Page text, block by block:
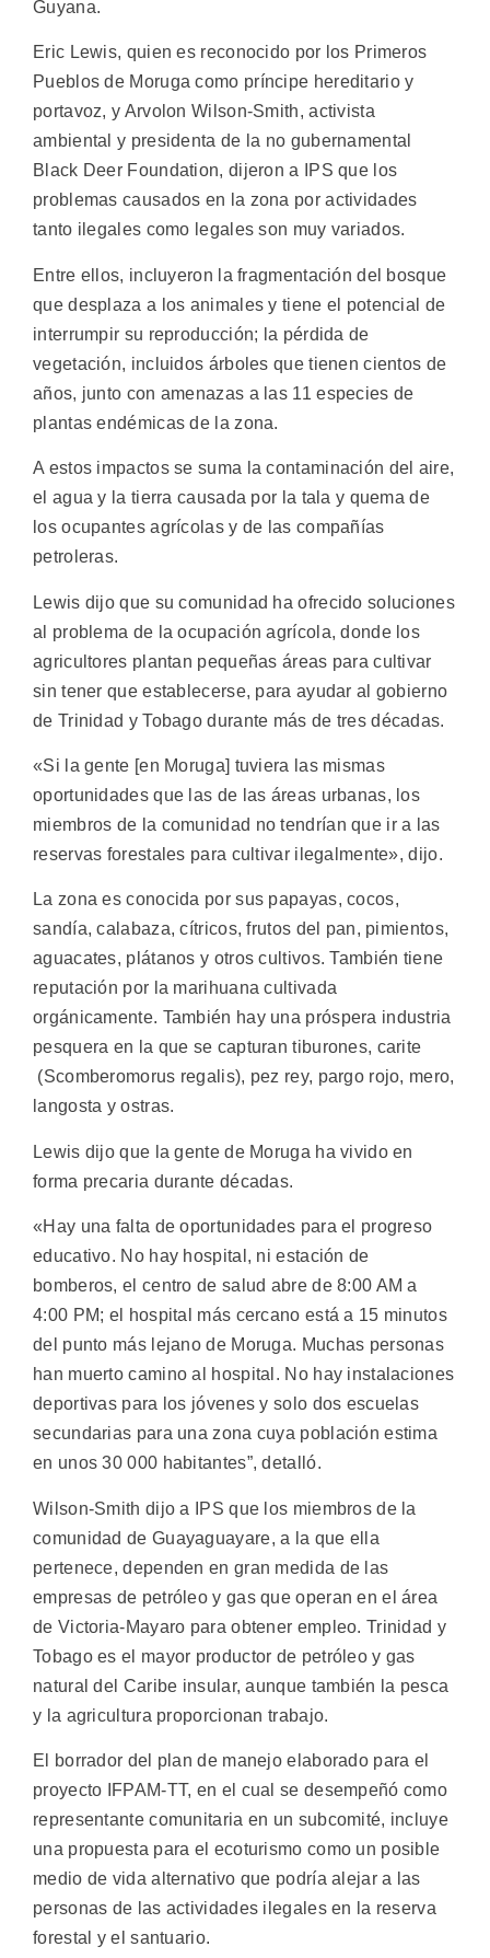
Guyana.
Eric Lewis, quien es reconocido por los Primeros
Pueblos de Moruga como príncipe hereditario y
portavoz, y Arvolon Wilson-Smith, activista
ambiental y presidenta de la no gubernamental
Black Deer Foundation, dijeron a IPS que los
problemas causados en la zona ​​por actividades
tanto ilegales como legales son muy variados.
Entre ellos, incluyeron la fragmentación del bosque
que desplaza a los animales y tiene el potencial de
interrumpir su reproducción; la pérdida de
vegetación, incluidos árboles que tienen cientos de
años, junto con amenazas a las 11 especies de
plantas endémicas de la zona.
A estos impactos se suma la contaminación del aire,
el agua y la tierra causada por la tala y quema de
los ocupantes agrícolas y de las compañías
petroleras.
Lewis dijo que su comunidad ha ofrecido soluciones
al problema de la ocupación agrícola, donde los
agricultores plantan pequeñas áreas para cultivar
sin tener que establecerse, para ayudar al gobierno
de Trinidad y Tobago durante más de tres décadas.
«Si la gente [en Moruga] tuviera las mismas
oportunidades que las de las áreas urbanas, los
miembros de la comunidad no tendrían que ir a las
reservas forestales para cultivar ilegalmente», dijo.
La zona es conocida por sus papayas, cocos,
sandía, calabaza, cítricos, frutos del pan, pimientos,
aguacates, plátanos y otros cultivos. También tiene
reputación por la marihuana cultivada
orgánicamente. También hay una próspera industria
pesquera en la que se capturan tiburones, carite
(Scomberomorus regalis), pez rey, pargo rojo, mero,
langosta y ostras.
Lewis dijo que la gente de Moruga ha vivido en
forma precaria durante décadas.
«Hay una falta de oportunidades para el progreso
educativo. No hay hospital, ni estación de
bomberos, el centro de salud abre de 8:00 AM a
4:00 PM; el hospital más cercano está a 15 minutos
del punto más lejano de Moruga. Muchas personas
han muerto camino al hospital. No hay instalaciones
deportivas para los jóvenes y solo dos escuelas
secundarias para una zona cuya población estima
en unos 30 000 habitantes”, detalló.
Wilson-Smith dijo a IPS que los miembros de la
comunidad de Guayaguayare, a la que ella
pertenece, dependen en gran medida de las
empresas de petróleo y gas que operan en el área
de Victoria-Mayaro para obtener empleo. Trinidad y
Tobago es el mayor productor de petróleo y gas
natural del Caribe insular, aunque también la pesca
y la agricultura proporcionan trabajo.
El borrador del plan de manejo elaborado para el
proyecto IFPAM-TT, en el cual se desempeñó como
representante comunitaria en un subcomité, incluye
una propuesta para el ecoturismo como un posible
medio de vida alternativo que podría alejar a las
personas de las actividades ilegales en la reserva
forestal y el santuario.